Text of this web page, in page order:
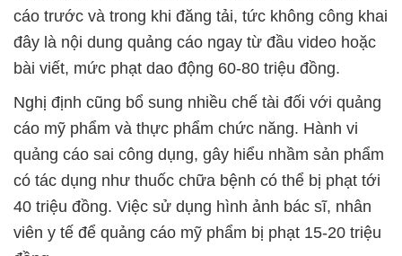
cáo trước và trong khi đăng tải, tức không công khai
đây là nội dung quảng cáo ngay từ đầu video hoặc
bài viết, mức phạt dao động 60-80 triệu đồng.
Nghị định cũng bổ sung nhiều chế tài đối với quảng
cáo mỹ phẩm và thực phẩm chức năng. Hành vi
quảng cáo sai công dụng, gây hiểu nhầm sản phẩm
có tác dụng như thuốc chữa bệnh có thể bị phạt tới
40 triệu đồng. Việc sử dụng hình ảnh bác sĩ, nhân
viên y tế để quảng cáo mỹ phẩm bị phạt 15-20 triệu